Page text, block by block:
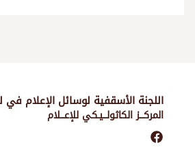
اللجنة الأسقفية لوسائل الإعلام في
المركـــز الكاثولـــيـكي للإعـــلام